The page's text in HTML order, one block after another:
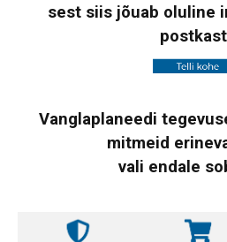
sest siis jõuab oluline
Vanglaplaneedi
mitmeid
vali endale